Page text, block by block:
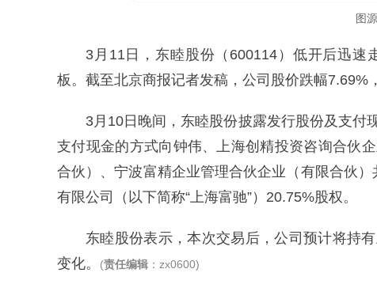
图
3月11日，东睦股份（600114）低开后迅
板。截至北京商报记者发稿，公司股价跌幅7.69%
3月10日晚间，东睦股份披露发行股份及支付
支付现金的方式向钟伟、上海创精投资咨询合伙
合伙）、宁波富精企业管理合伙企业（有限合伙
有限公司（以下简称“上海富驰”）20.75%股权。
东睦股份表示，本次交易后，公司预计将持
变化。
(责任编辑 ：zx0600)